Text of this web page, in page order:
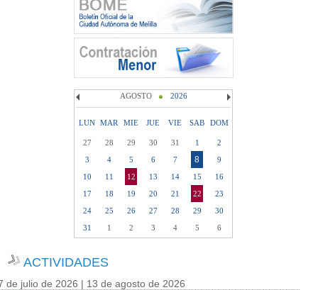
AGOSTO 2026
LUN MAR MIE JUE VIE SAB DOM
27 28 29 30 31 1
2
3
4 5 6 7 8
9
10
11 12 13 14 15
16
17
18 19 20 21 22
23
24
25 26 27 28 29
30
31
1 2 3 4 5 6
ACTIVIDADES
de julio de 2026 | 13 de agosto de 2026